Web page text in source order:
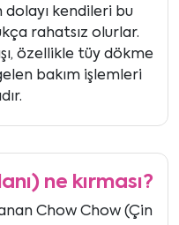
dolayı kendileri bu
rahatsız olurlar.
özellikle tüy dökme
bakım işlemleri
ne kırması?
Chow Chow (Çin